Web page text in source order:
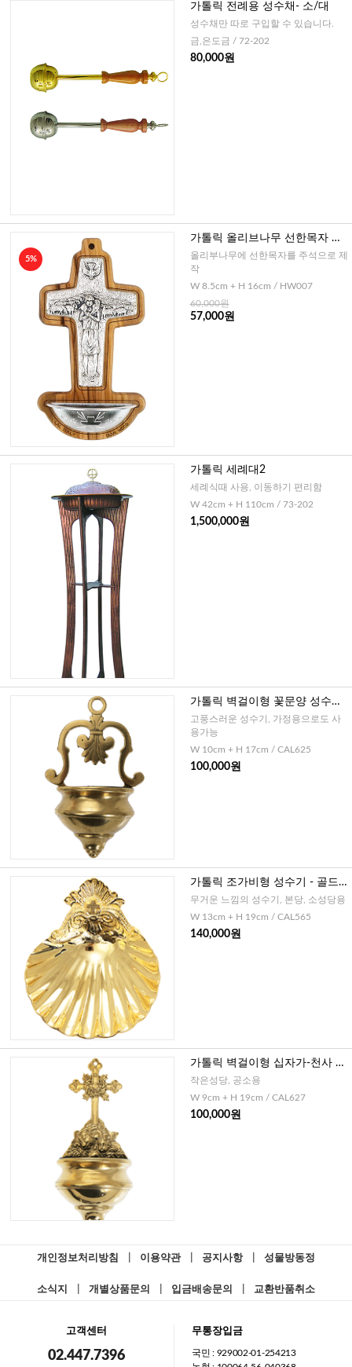
가톨릭 전례용 성수채- 소/대
성수채만 따로 구입할 수 있습니다.
금,은도금 / 72-202
80,000원
5%
가톨릭 올리브나무 선한목자 성
수기(이태리)
올리부나무에 선한목자를 주석으로 제
작
W 8.5cm + H 16cm / HW007
60,000원
57,000원
가톨릭 세례대2
세례식때 사용, 이동하기 편리함
W 42cm + H 110cm / 73-202
1,500,000원
가톨릭 벽걸이형 꽃문양 성수기
(이태리)
고풍스러운 성수기, 가정용으로도 사
용가능
W 10cm + H 17cm / CAL625
100,000원
가톨릭 조가비형 성수기 - 골드,
화이트(이태리)
무거운 느낌의 성수기, 본당, 소성당용
W 13cm + H 19cm / CAL565
140,000원
가톨릭 벽걸이형 십자가-천사 성
수기 (이태리)
작은성당, 공소용
W 9cm + H 19cm / CAL627
100,000원
개인정보처리방침 이용약관 공지사항 성물방동정
소식지 개별상품문의 입금배송문의 교환반품취소
고객센터
02.447.7396
무통장입금
국민 : 929002-01-254213